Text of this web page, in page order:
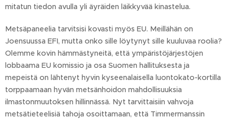
mitatun tiedon avulla yli äyräiden läikkyvää kinastelua.
Metsäpaneelia tarvitsisi kovasti myös EU. Meillähän on
Joensuussa EFI, mutta onko sille löytynyt sille kuuluvaa roolia?
Olemme kovin hämmästyneitä, että ympäristöjärjestöjen
lobbaama EU komissio ja osa Suomen hallituksesta ja
mepeistä on lähtenyt hyvin kyseenalaisella luontokato-kortilla
torppaamaan hyvän metsänhoidon mahdollisuuksia
ilmastonmuutoksen hillinnässä. Nyt tarvittaisiin vahvoja
metsätieteelisiä tahoja osoittamaan, että Timmermanssin